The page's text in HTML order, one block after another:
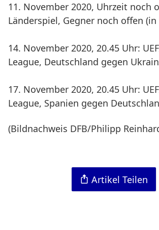
11. November 2020, Uhrzeit noch
Länderspiel, Gegner noch offen (in
14. November 2020, 20.45 Uhr:
League, Deutschland gegen
17. November 2020, 20.45 Uhr:
League, Spanien gegen
(Bildnachweis DFB/Philipp
Artikel Teilen